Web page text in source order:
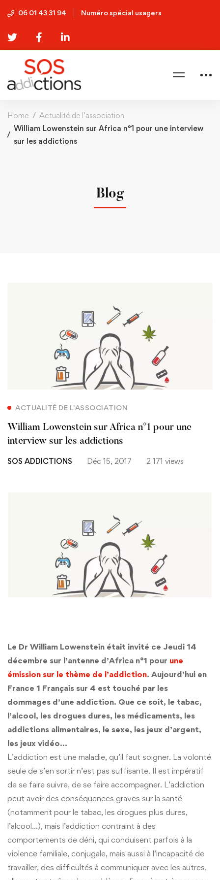
06 01 43 31 94 Numéro spécial usagers
Home
Actualité de l’association
William Lowenstein sur Africa n°1 pour une interview
sur les addictions
Blog
ACTUALITÉ DE L'ASSOCIATION
William Lowenstein sur Africa n°1 pour une
interview sur les addictions
SOS ADDICTIONS Déc 15, 2017 2 171 views
Le Dr William Lowenstein était invité ce Jeudi 14
décembre sur l’antenne d’Africa n°1 pour une
émission sur le thème de l’addiction. Aujourd’hui en
France 1 Français sur 4 est touché par les
dommages d’une addiction. Que ce soit, le tabac,
l’alcool, les drogues dures, les médicaments, les
addictions alimentaires, le sexe, les jeux d’argent,
les jeux vidéo…
L’addiction est une maladie, qu’il faut soigner. La volonté
seule de s’en sortir n’est pas suffisante. Il est impératif
de se faire suivre, de se faire accompagner. L’addiction
peut avoir des conséquences graves sur la santé
(notamment pour le tabac, les drogues plus dures,
l’alcool…), mais l’addiction contraint à des
comportements de déni, qui conduisent parfois à la
violence familiale, conjugale, mais aussi à l’incapacité de
travailler, des difficultés à communiquer avec les autres,